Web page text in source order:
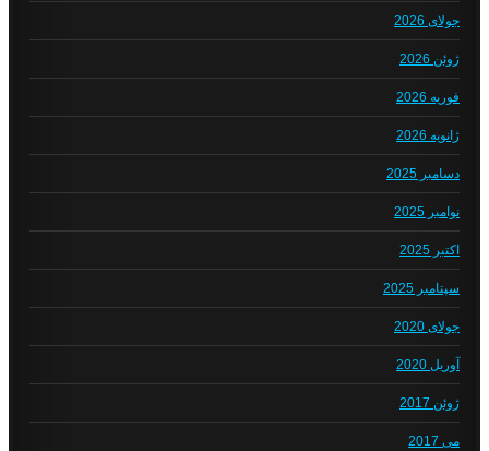
جولای 2026
ژوئن 2026
فوریه 2026
ژانویه 2026
دسامبر 2025
نوامبر 2025
اکتبر 2025
سپتامبر 2025
جولای 2020
آوریل 2020
ژوئن 2017
می 2017